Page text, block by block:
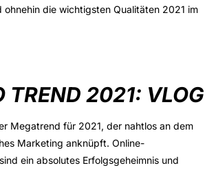
ohnehin die wichtigsten Qualitäten 2021 im
TREND 2021: VLOG
Megatrend für 2021, der nahtlos an dem
Marketing anknüpft. Online-
ein absolutes Erfolgsgeheimnis und